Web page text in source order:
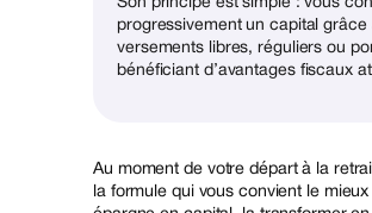
progressivement un capital grâce
versements libres, réguliers ou
bénéficiant d’avantages fiscaux
Au moment de votre départ à la
la formule qui vous convient le